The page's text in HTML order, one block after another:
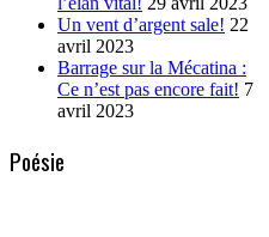
Un vent d’argent sale! 22
avril 2023
Barrage sur la Mécatina :
Ce n’est pas encore fait! 7
avril 2023
Poésie